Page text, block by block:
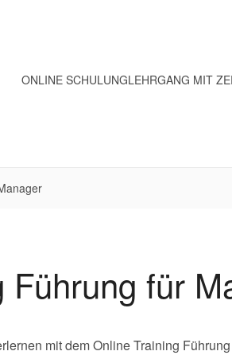
ONLINE SCHULUNGLEHRGANG MIT
Führung für
mit dem Online Training